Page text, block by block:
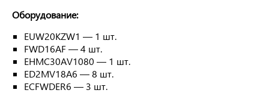
Оборудование:
EUW20KZW1 — 1 шт.
FWD16AF — 4 шт.
EHMC30AV1080 — 1 шт.
ED2MV18A6 — 8 шт.
ECFWDER6 — 3 шт.